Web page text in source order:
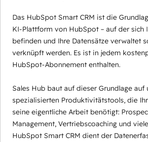
Das HubSpot Smart CRM ist die
KI-Plattform von HubSpot – auf der sich
befinden und Ihre Datensätze verwaltet
verknüpft werden. Es ist in jedem
HubSpot-Abonnement enthalten.
Sales Hub baut auf dieser Grundlage auf
spezialisierten Produktivitätstools, die
seine eigentliche Arbeit benötigt:
Management, Vertriebscoaching und
HubSpot Smart CRM dient der